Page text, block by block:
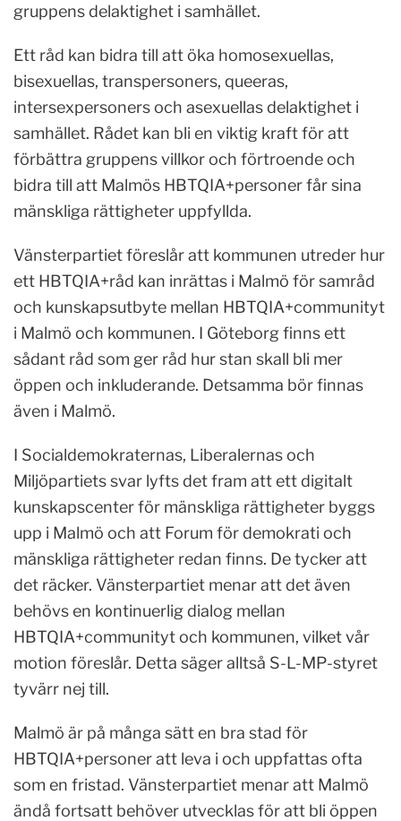
gruppens delaktighet i samhället.
Ett råd kan bidra till att öka homosexuellas,
bisexuellas, transpersoners, queeras,
intersexpersoners och asexuellas delaktighet i
samhället. Rådet kan bli en viktig kraft för att
förbättra gruppens villkor och förtroende och
bidra till att Malmös HBTQIA+personer får sina
mänskliga rättigheter uppfyllda.
Vänsterpartiet föreslår att kommunen utreder hur
ett HBTQIA+råd kan inrättas i Malmö för samråd
och kunskapsutbyte mellan HBTQIA+communityt
i Malmö och kommunen. I Göteborg finns ett
sådant råd som ger råd hur stan skall bli mer
öppen och inkluderande. Detsamma bör finnas
även i Malmö.
I Socialdemokraternas, Liberalernas och
Miljöpartiets svar lyfts det fram att ett digitalt
kunskapscenter för mänskliga rättigheter byggs
upp i Malmö och att Forum för demokrati och
mänskliga rättigheter redan finns. De tycker att
det räcker. Vänsterpartiet menar att det även
behövs en kontinuerlig dialog mellan
HBTQIA+communityt och kommunen, vilket vår
motion föreslår. Detta säger alltså S-L-MP-styret
tyvärr nej till.
Malmö är på många sätt en bra stad för
HBTQIA+personer att leva i och uppfattas ofta
som en fristad. Vänsterpartiet menar att Malmö
ändå fortsatt behöver utvecklas för att bli öppen